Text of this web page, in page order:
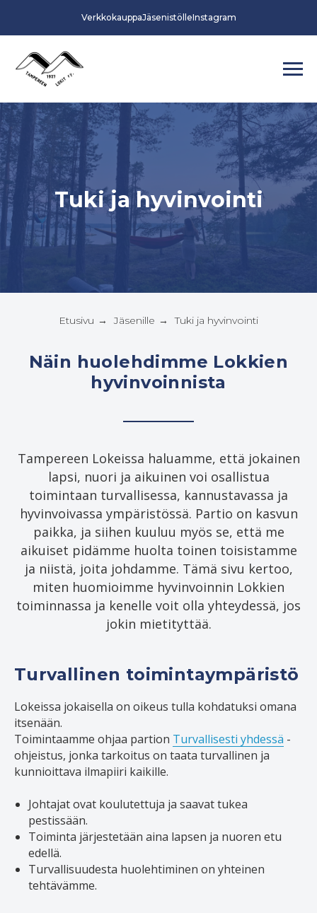
VerkkokauppaJäsenistölleInstagram
Tuki ja hyvinvointi
Etusivu → Jäsenille → Tuki ja hyvinvointi
Näin huolehdimme Lokkien
hyvinvoinnista
Tampereen Lokeissa haluamme, että jokainen
lapsi, nuori ja aikuinen voi osallistua
toimintaan turvallisessa, kannustavassa ja
hyvinvoivassa ympäristössä. Partio on kasvun
paikka, ja siihen kuuluu myös se, että me
aikuiset pidämme huolta toinen toisistamme
ja niistä, joita johdamme. Tämä sivu kertoo,
miten huomioimme hyvinvoinnin Lokkien
toiminnassa ja kenelle voit olla yhteydessä, jos
jokin mietityttää.
Turvallinen toimintaympäristö
Lokeissa jokaisella on oikeus tulla kohdatuksi omana
itsenään.
Toimintaamme ohjaa partion Turvallisesti yhdessä -
ohjeistus, jonka tarkoitus on taata turvallinen ja
kunnioittava ilmapiiri kaikille.
Johtajat ovat koulutettuja ja saavat tukea
pestissään.
Toiminta järjestetään aina lapsen ja nuoren etu
edellä.
Turvallisuudesta huolehtiminen on yhteinen
tehtävämme.